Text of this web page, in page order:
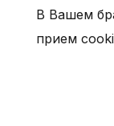
В Вашем
прием